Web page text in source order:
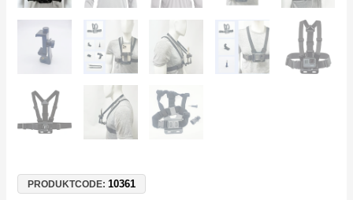
PRODUKTCODE:10361